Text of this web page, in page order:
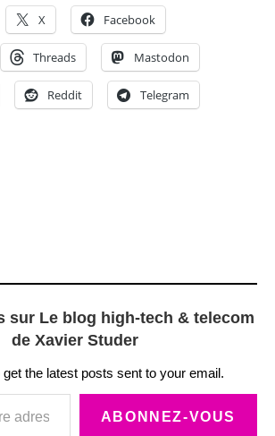
X Facebook
Threads Mastodon
Reddit Telegram
sur Le blog high-tech & telecom
de Xavier Studer
the latest posts sent to your email.
ABONNEZ-VOUS